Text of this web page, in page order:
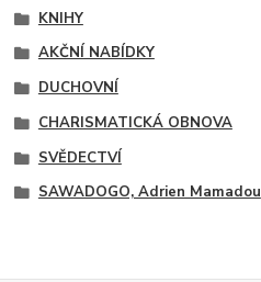
KNIHY
AKČNÍ NABÍDKY
DUCHOVNÍ
CHARISMATICKÁ OBNOVA
SVĚDECTVÍ
SAWADOGO, Adrien Mamadou